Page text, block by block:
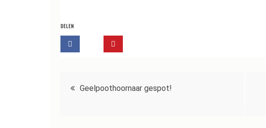
DELEN
Bericht
Geelpoothoornaar gespot!